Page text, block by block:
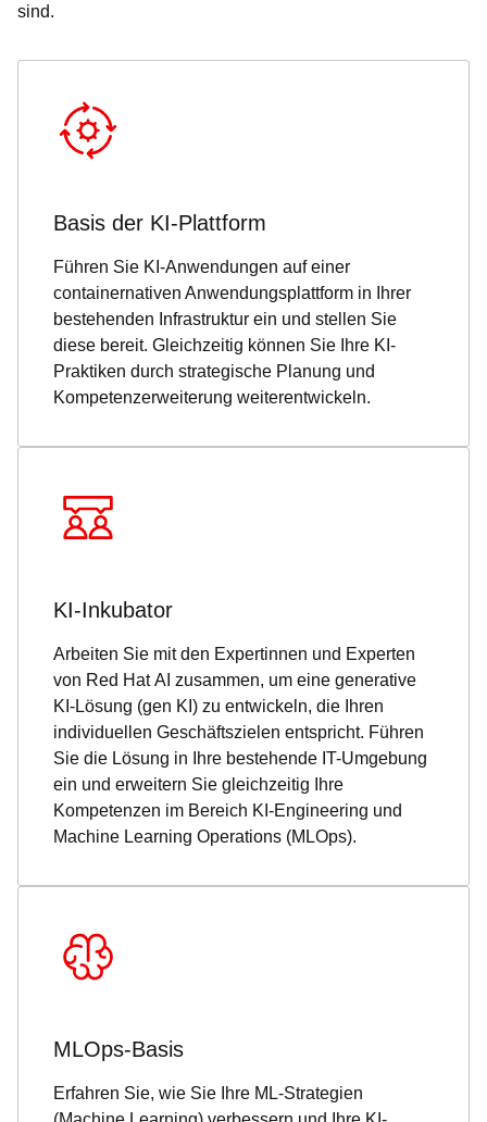
sind.
Basis der KI-Plattform
Führen Sie KI-Anwendungen auf einer
containernativen Anwendungsplattform in Ihrer
bestehenden Infrastruktur ein und stellen Sie
diese bereit. Gleichzeitig können Sie Ihre KI-
Praktiken durch strategische Planung und
Kompetenzerweiterung weiterentwickeln.
KI-Inkubator
Arbeiten Sie mit den Expertinnen und Experten
von Red Hat AI zusammen, um eine generative
KI-Lösung (gen KI) zu entwickeln, die Ihren
individuellen Geschäftszielen entspricht. Führen
Sie die Lösung in Ihre bestehende IT-Umgebung
ein und erweitern Sie gleichzeitig Ihre
Kompetenzen im Bereich KI-Engineering und
Machine Learning Operations (MLOps).
MLOps-Basis
Erfahren Sie, wie Sie Ihre ML-Strategien